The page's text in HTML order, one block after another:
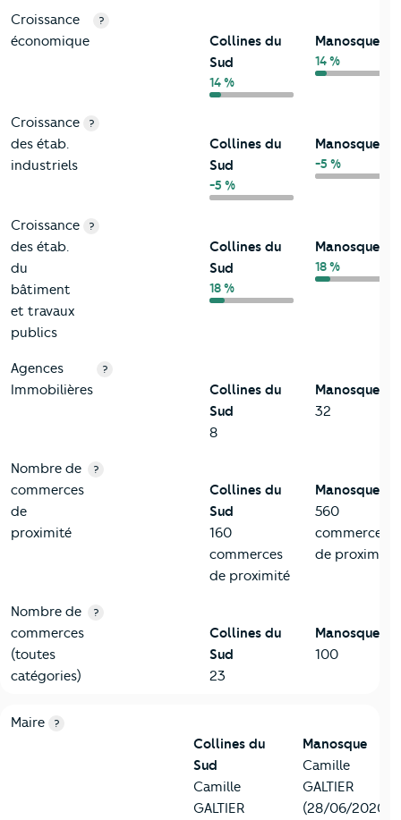
Croissance
économique
?
Collines du
Sud
14 %
Manosque
14 %
Croissance
des étab.
industriels
?
Collines du
Sud
-5 %
Manosque
-5 %
Croissance
des étab.
du
bâtiment
et travaux
publics
?
Collines du
Sud
18 %
Manosque
18 %
Agences
Immobilières
?
Collines du
Sud
8
Manosque
32
Nombre de
commerces
de
proximité
?
Collines du
Sud
160
commerces
de proximité
Manosque
560
commerces
de proximité
Nombre de
commerces
(toutes
catégories)
?
Collines du
Sud
23
Manosque
100
6-Politique
Critères
Maire ?
Collines du
Sud
Camille
GALTIER
Manosque
Camille
GALTIER
(28/06/2020)